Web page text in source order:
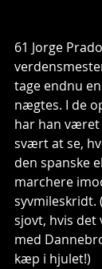
61 Jorge
tage endnu
nægtes. I de
har han
svært at se,
den spanske
marchere
syvmileskridt.
sjovt, hvis det
med
kæp i hjulet!)